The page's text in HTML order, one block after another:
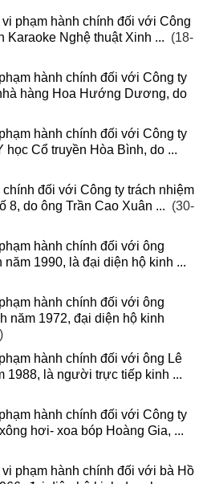
phạm hành chính đối với Công
Karaoke Nghệ thuật Xinh ... (18-
hành chính đối với Công ty
hàng Hoa Hướng Dương, do
hành chính đối với Công ty
học Cổ truyền Hòa Bình, do ...
đối với Công ty trách nhiệm
8, do ông Trần Cao Xuân ... (30-
hành chính đối với ông
năm 1990, là đại diện hộ kinh ...
hành chính đối với ông
năm 1972, đại diện hộ kinh
hành chính đối với ông Lê
1988, là người trực tiếp kinh ...
hành chính đối với Công ty
hơi- xoa bóp Hoàng Gia, ...
phạm hành chính đối với bà Hồ